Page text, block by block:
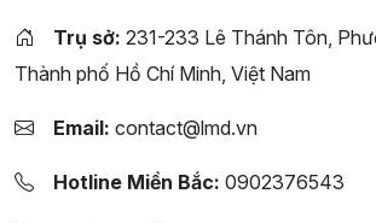
Trụ sở: 231-233 Lê Thánh Tôn,
Thành phố Hồ Chí Minh, Việt Nam
Email: contact@lmd.vn
Hotline Miền Bắc: 0902376543